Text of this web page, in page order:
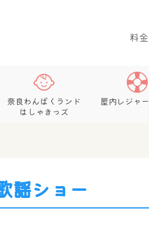
料
奈良わんぱくランド
はしゃきっズ
屋内レジャ
謡ショー